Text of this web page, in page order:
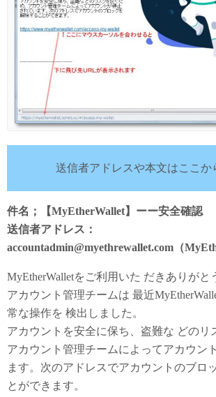
送信者アドレスや本文はここか
件名；【MyEtherWallet】ーー安全確認
送信者アドレス：
accountadmin@myethrewallet.com（
MyEtherWalletをご利用いた だきありがと
アカウント管理チームは 最近
常な操作を 検出しました。
アカウントを安全に保ち、盗難な どのリ
アカウント管理チームによってアカウン
ます。次のアドレスでアカウントのブロ
とができます。